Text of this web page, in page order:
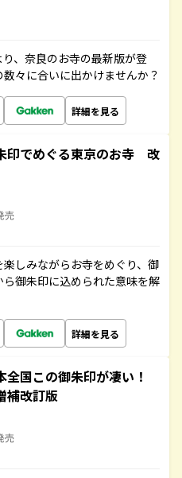
、奈良のお寺の最新版が登
々に合いに出かけませんか？
詳細を見る
印でめぐる東京のお寺 改
売
しみながらお寺をめぐり、御
御朱印に込められた意味を解
詳細を見る
国この御朱印が凄い！
改訂版
売